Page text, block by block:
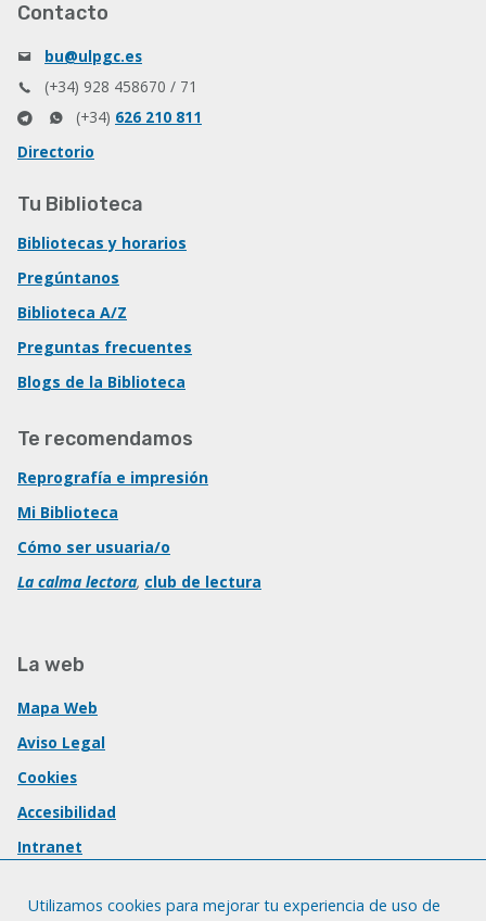
Contacto
bu@ulpgc.es
(+34) 928 458670 / 71
(+34) 626 210 811
Directorio
Tu Biblioteca
Bibliotecas y horarios
Pregúntanos
Biblioteca A/Z
Preguntas frecuentes
Blogs de la Biblioteca
Te recomendamos
Reprografía e impresión
Mi Biblioteca
Cómo ser usuaria/o
La calma lectora, club de lectura
La web
Mapa Web
Aviso Legal
Cookies
Accesibilidad
Intranet
Utilizamos cookies para mejorar tu experiencia de uso de